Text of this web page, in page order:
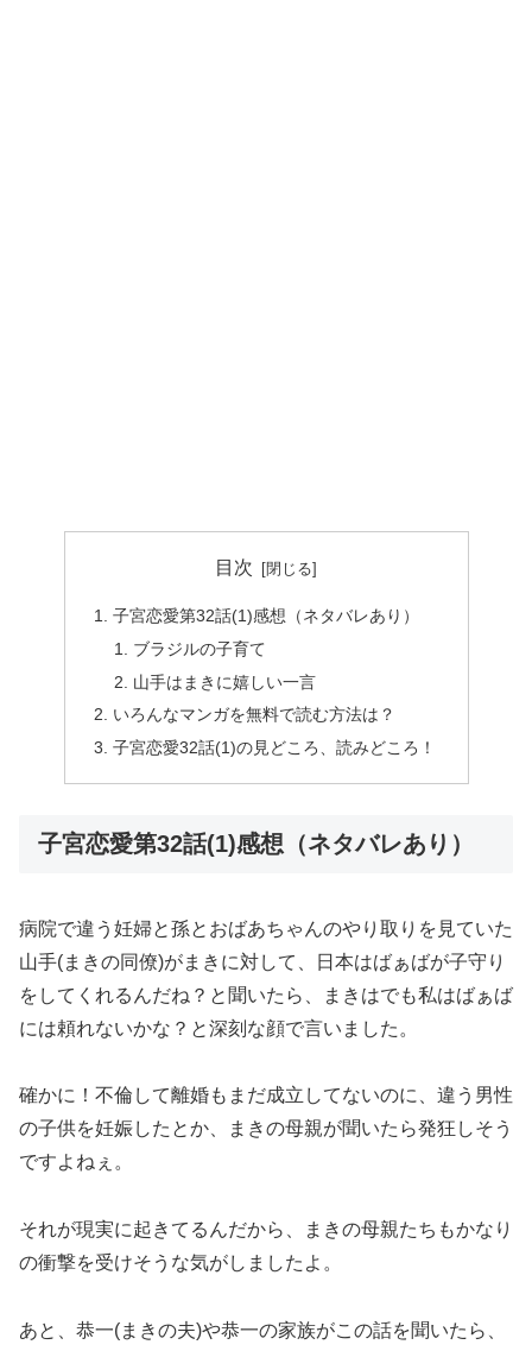
目次
子宮恋愛第32話(1)感想（ネタバレあり）
ブラジルの子育て
山手はまきに嬉しい一言
いろんなマンガを無料で読む方法は？
子宮恋愛32話(1)の見どころ、読みどころ！
子宮恋愛第32話(1)感想（ネタバレあり）
病院で違う妊婦と孫とおばあちゃんのやり取りを見ていた
山手(まきの同僚)がまきに対して、日本はばぁばが子守り
をしてくれるんだね？と聞いたら、まきはでも私はばぁば
には頼れないかな？と深刻な顔で言いました。
確かに！不倫して離婚もまだ成立してないのに、違う男性
の子供を妊娠したとか、まきの母親が聞いたら発狂しそう
ですよねぇ。
それが現実に起きてるんだから、まきの母親たちもかなり
の衝撃を受けそうな気がしましたよ。
あと、恭一(まきの夫)や恭一の家族がこの話を聞いたら、